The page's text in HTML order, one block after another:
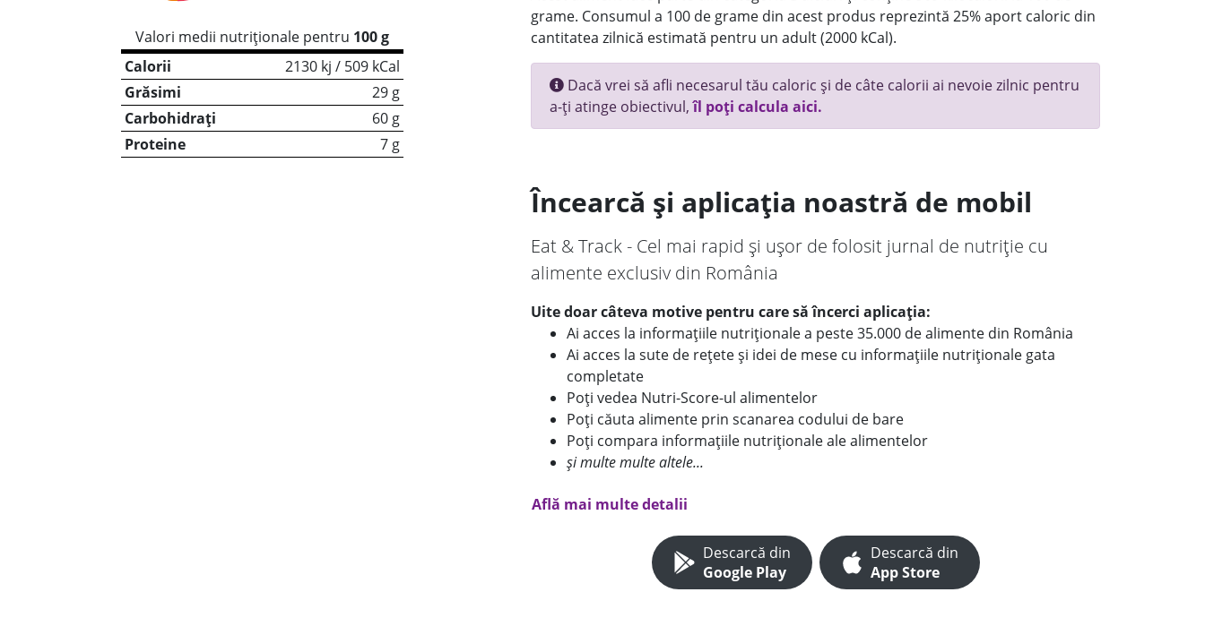
Valori medii nutriționale pentru 100 g
Calorii
2130 kj / 509 kCal
Grăsimi
29 g
Carbohidrați
60 g
Proteine
7 g
grame. Consumul a 100 de grame din acest produs reprezintă 25% aport caloric din
cantitatea zilnică estimată pentru un adult (2000 kCal).
Dacă vrei să afli necesarul tău caloric și de câte calorii ai nevoie zilnic pentru
a-ți atinge obiectivul,îl poți calcula aici.
Încearcă și aplicația noastră de mobil
Eat & Track - Cel mai rapid și ușor de folosit jurnal de nutriție cu
alimente exclusiv din România
Uite doar câteva motive pentru care să încerci aplicația:
Ai acces la informațiile nutriționale a peste 35.000 de alimente din România
Ai acces la sute de rețete și idei de mese cu informațiile nutriționale gata
completate
Poți vedea Nutri-Score-ul alimentelor
Poți căuta alimente prin scanarea codului de bare
Poți compara informațiile nutriționale ale alimentelor
și multe multe altele...
Află mai multe detalii
Descarcă din
Google Play
Descarcă din
App Store